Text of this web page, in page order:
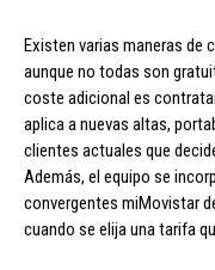
Existen varias maneras de
aunque no todas son
coste adicional es
aplica a nuevas altas,
clientes actuales que
Además, el equipo se
convergentes miMovistar
cuando se elija una tarifa